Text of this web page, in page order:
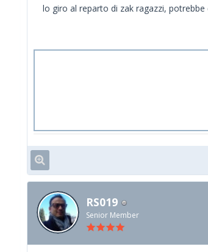
lo giro al reparto di zak ragazzi,
RS019
Senior Member